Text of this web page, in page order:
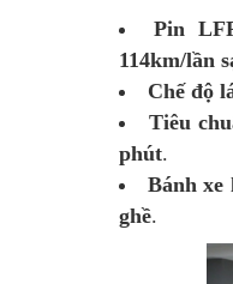
Pin
114km/lần
Chế độ
Tiêu
phút.
Bánh xe
ghề.